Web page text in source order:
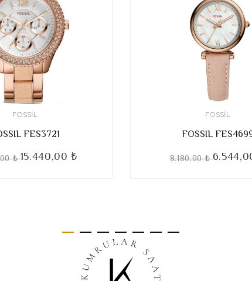
FOSSIL
FES3721
₺15.440,00 ₺
FOSSIL
FOSSIL
8.180,00 ₺